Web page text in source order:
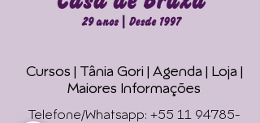
ENTRE EM CONTATO
Faça seu Ritual
Online !
Cursos | Tânia Gori | Agenda | Loja |
Maiores Informações
Telefone/Whatsapp: +55 11 94785-